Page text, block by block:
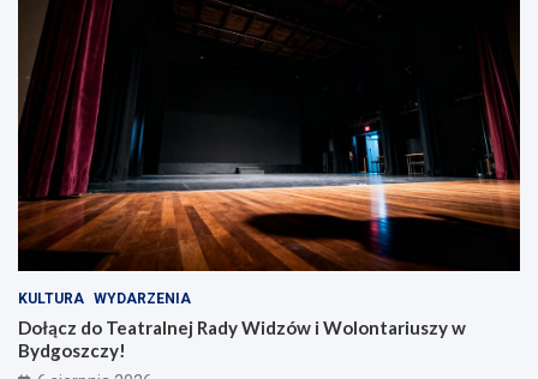
KULTURA WYDARZENIA
Dołącz do Teatralnej Rady Widzów i Wolontariuszy w
Bydgoszczy!